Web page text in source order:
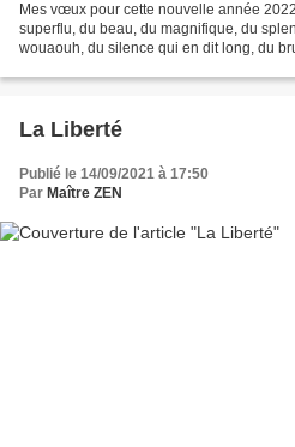
Mes vœux pour cette nouvelle année
superflu, du beau, du magnifique, du
wouaouh, du silence qui en dit long, du
La Liberté
Publié le 14/09/2021 à 17:50
Par Maître ZEN